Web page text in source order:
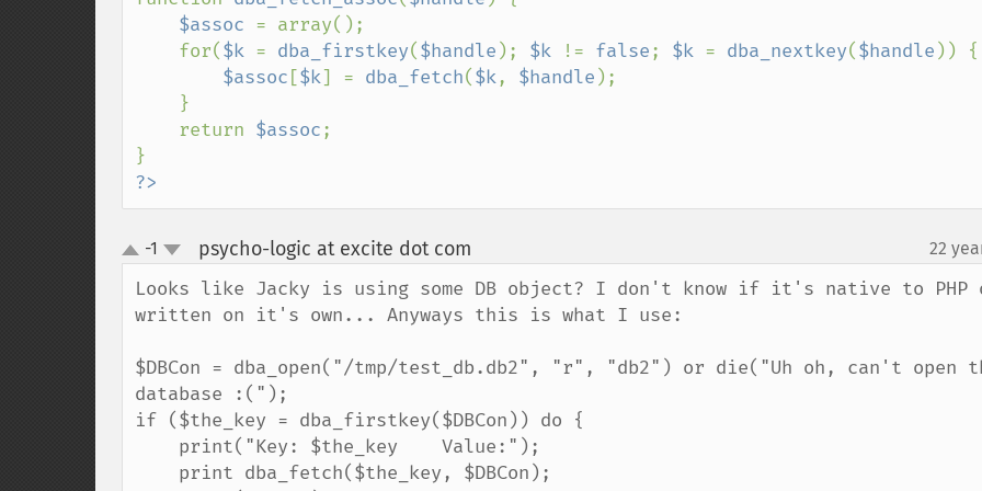
$assoc = array();
    for(
$k = dba_firstkey($handle ); $k != false; $k = dba_nextkey($handle )) {
$assoc [$k] = dba_fetch($k, $handle );
    return
$assoc;
?>
up
down
-1 psycho-logic at excite dot com 22
Looks like Jacky is using some DB object? I don't know if it's native to PHP
written on it's own... Anyways this is what I use:
$DBCon = dba_open("/tmp/test_db.db2", "r", "db2") or die("Uh oh, can't open
database :(");
if ($the_key = dba_firstkey($DBCon)) do {